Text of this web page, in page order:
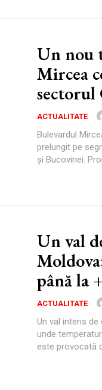
Un nou
Mircea
sectorul
ACTUALITATE
Bulevardul
prelungit pe
și Bucovinei.
Un val
până la
ACTUALITATE
Un val intens de
unde
este provocată